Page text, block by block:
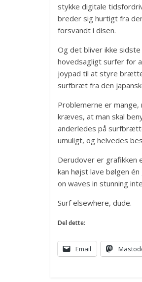
stykke digitale
breder sig hurtigt fra
forsvandt i disen.
Og det bliver ikke
hovedsagligt surfer for
joypad til at styre
surfbræt fra den
Problemerne er
kræves, at man skal
anderledes på
umuligt, og helvedes
Derudover er grafikken
kan højst lave bølgen
on waves in stunning
Surf elsewhere, dude.
Del dette:
Email